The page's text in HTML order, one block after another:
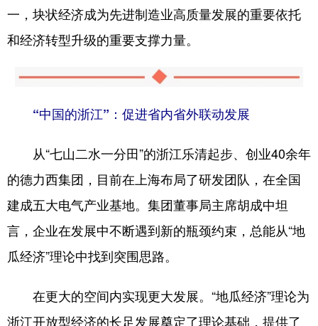
一，块状经济成为先进制造业高质量发展的重要依托
和经济转型升级的重要支撑力量。
“中国的浙江”：促进省内省外联动发展
从“七山二水一分田”的浙江乐清起步、创业40余年
的德力西集团，目前在上海布局了研发团队，在全国
建成五大电气产业基地。集团董事局主席胡成中坦
言，企业在发展中不断遇到新的瓶颈约束，总能从“地
瓜经济”理论中找到突围思路。
在更大的空间内实现更大发展。“地瓜经济”理论为
浙江开放型经济的长足发展奠定了理论基础，提供了